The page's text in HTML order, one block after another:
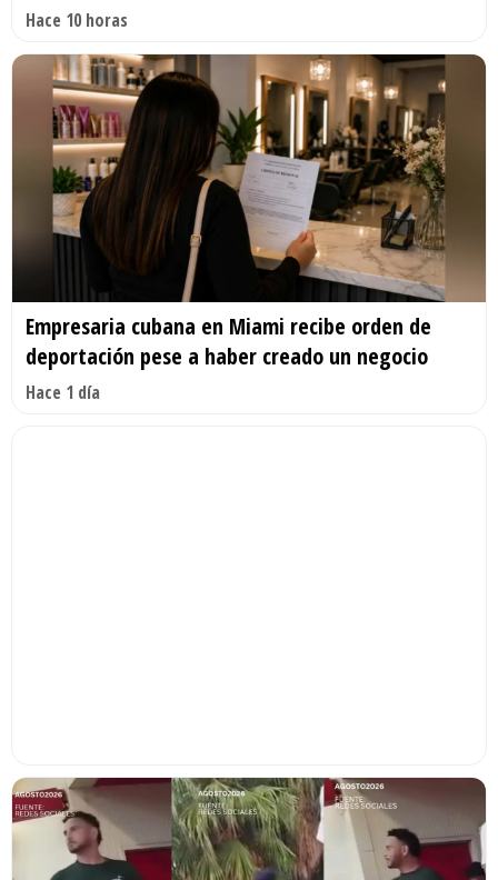
Hace 10 horas
Empresaria cubana en Miami recibe orden de
deportación pese a haber creado un negocio
Hace 1 día